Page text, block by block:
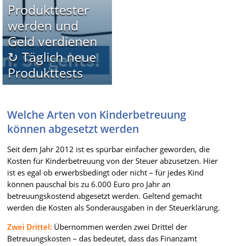
Produkttester
werden und
Geld verdienen
↻ Täglich neue
Produkttests
Welche Arten von Kinderbetreuung
können abgesetzt werden
Seit dem Jahr 2012 ist es spürbar einfacher geworden, die
Kosten für Kinderbetreuung von der Steuer abzusetzen. Hier
ist es egal ob erwerbsbedingt oder nicht – für jedes Kind
können pauschal bis zu 6.000 Euro pro Jahr an
betreuungskostend abgesetzt werden. Geltend gemacht
werden die Kosten als Sonderausgaben in der Steuerklärung.
Zwei Drittel: Übernommen werden zwei Drittel der
Betreuungskosten – das bedeutet, dass das Finanzamt